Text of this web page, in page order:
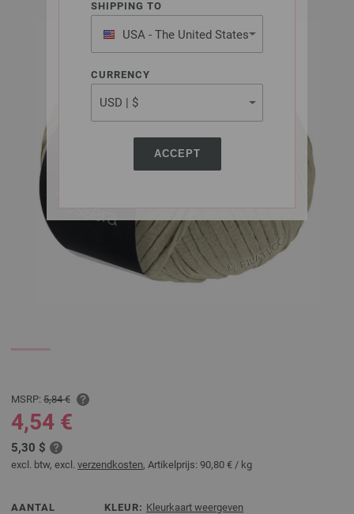
SHIPPING TO
USA - The United States
of America
CURRENCY
ACCEPT
MSRP: 5,84 €
4,54 €
5,30 $
excl. btw, excl. verzendkosten, Artikelprijs: 90,80 € / kg
AANTAL KLEUR: Kleurkaart weergeven